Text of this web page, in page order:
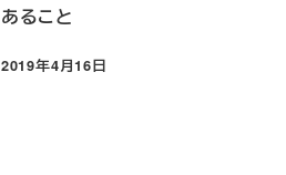
あること
投稿日
2019年4月16日